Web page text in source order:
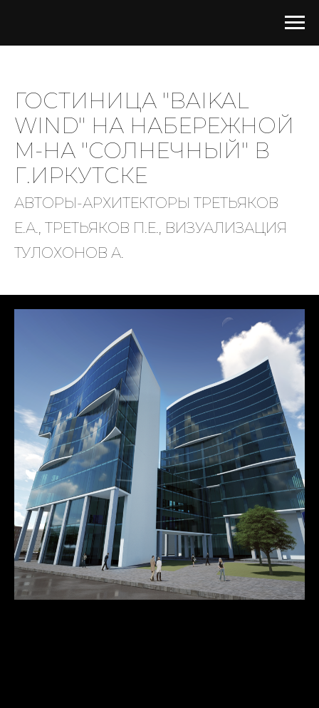
ГОСТИНИЦА "BAIKAL
WIND" НА НАБЕРЕЖНОЙ
М-НА "СОЛНЕЧНЫЙ" В
Г.ИРКУТСКЕ
АВТОРЫ-АРХИТЕКТОРЫ ТРЕТЬЯКОВ
Е.А., ТРЕТЬЯКОВ П.Е., ВИЗУАЛИЗАЦИЯ
ТУЛОХОНОВ А.